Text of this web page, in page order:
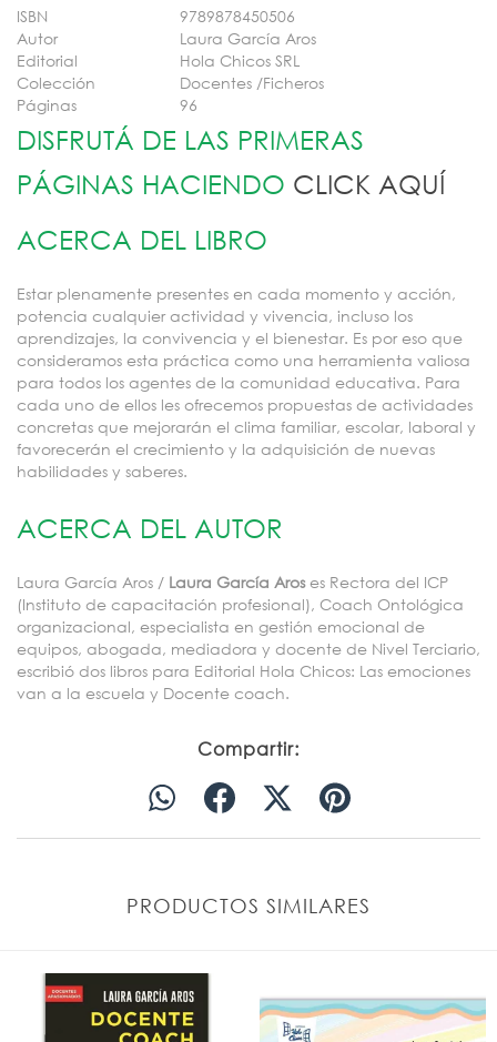
ISBN
9789878450506
Autor
Laura García Aros
Editorial
Hola Chicos SRL
Colección
Docentes /Ficheros
Páginas
96
DISFRUTÁ DE LAS PRIMERAS
PÁGINAS HACIENDO CLICK AQUÍ
ACERCA DEL LIBRO
Estar plenamente presentes en cada momento y acción,
potencia cualquier actividad y vivencia, incluso los
aprendizajes, la convivencia y el bienestar. Es por eso que
consideramos esta práctica como una herramienta valiosa
para todos los agentes de la comunidad educativa. Para
cada uno de ellos les ofrecemos propuestas de actividades
concretas que mejorarán el clima familiar, escolar, laboral y
favorecerán el crecimiento y la adquisición de nuevas
habilidades y saberes.
ACERCA DEL AUTOR
Laura García Aros / Laura García Aroses Rectora del ICP
(Instituto de capacitación profesional), Coach Ontológica
organizacional, especialista en gestión emocional de
equipos, abogada, mediadora y docente de Nivel Terciario,
escribió dos libros para Editorial Hola Chicos: Las emociones
van a la escuela y Docente coach.
Compartir:
PRODUCTOS SIMILARES